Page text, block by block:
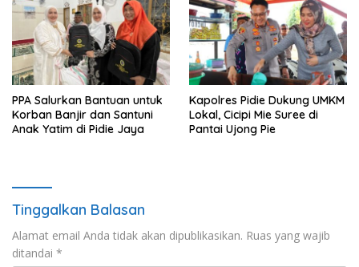
PPA Salurkan Bantuan untuk
Korban Banjir dan Santuni
Anak Yatim di Pidie Jaya
Kapolres Pidie Dukung UMKM
Lokal, Cicipi Mie Suree di
Pantai Ujong Pie
Tinggalkan Balasan
Alamat email Anda tidak akan dipublikasikan. Ruas yang wajib
ditandai *